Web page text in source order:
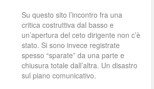
Su questo sito l’incontro fra una
critica costruttiva dal basso e
un’apertura del ceto dirigente non c’è
stato. Si sono invece registrate
spesso “sparate” da una parte e
chiusura totale dall’altra. Un disastro
sul piano comunicativo.